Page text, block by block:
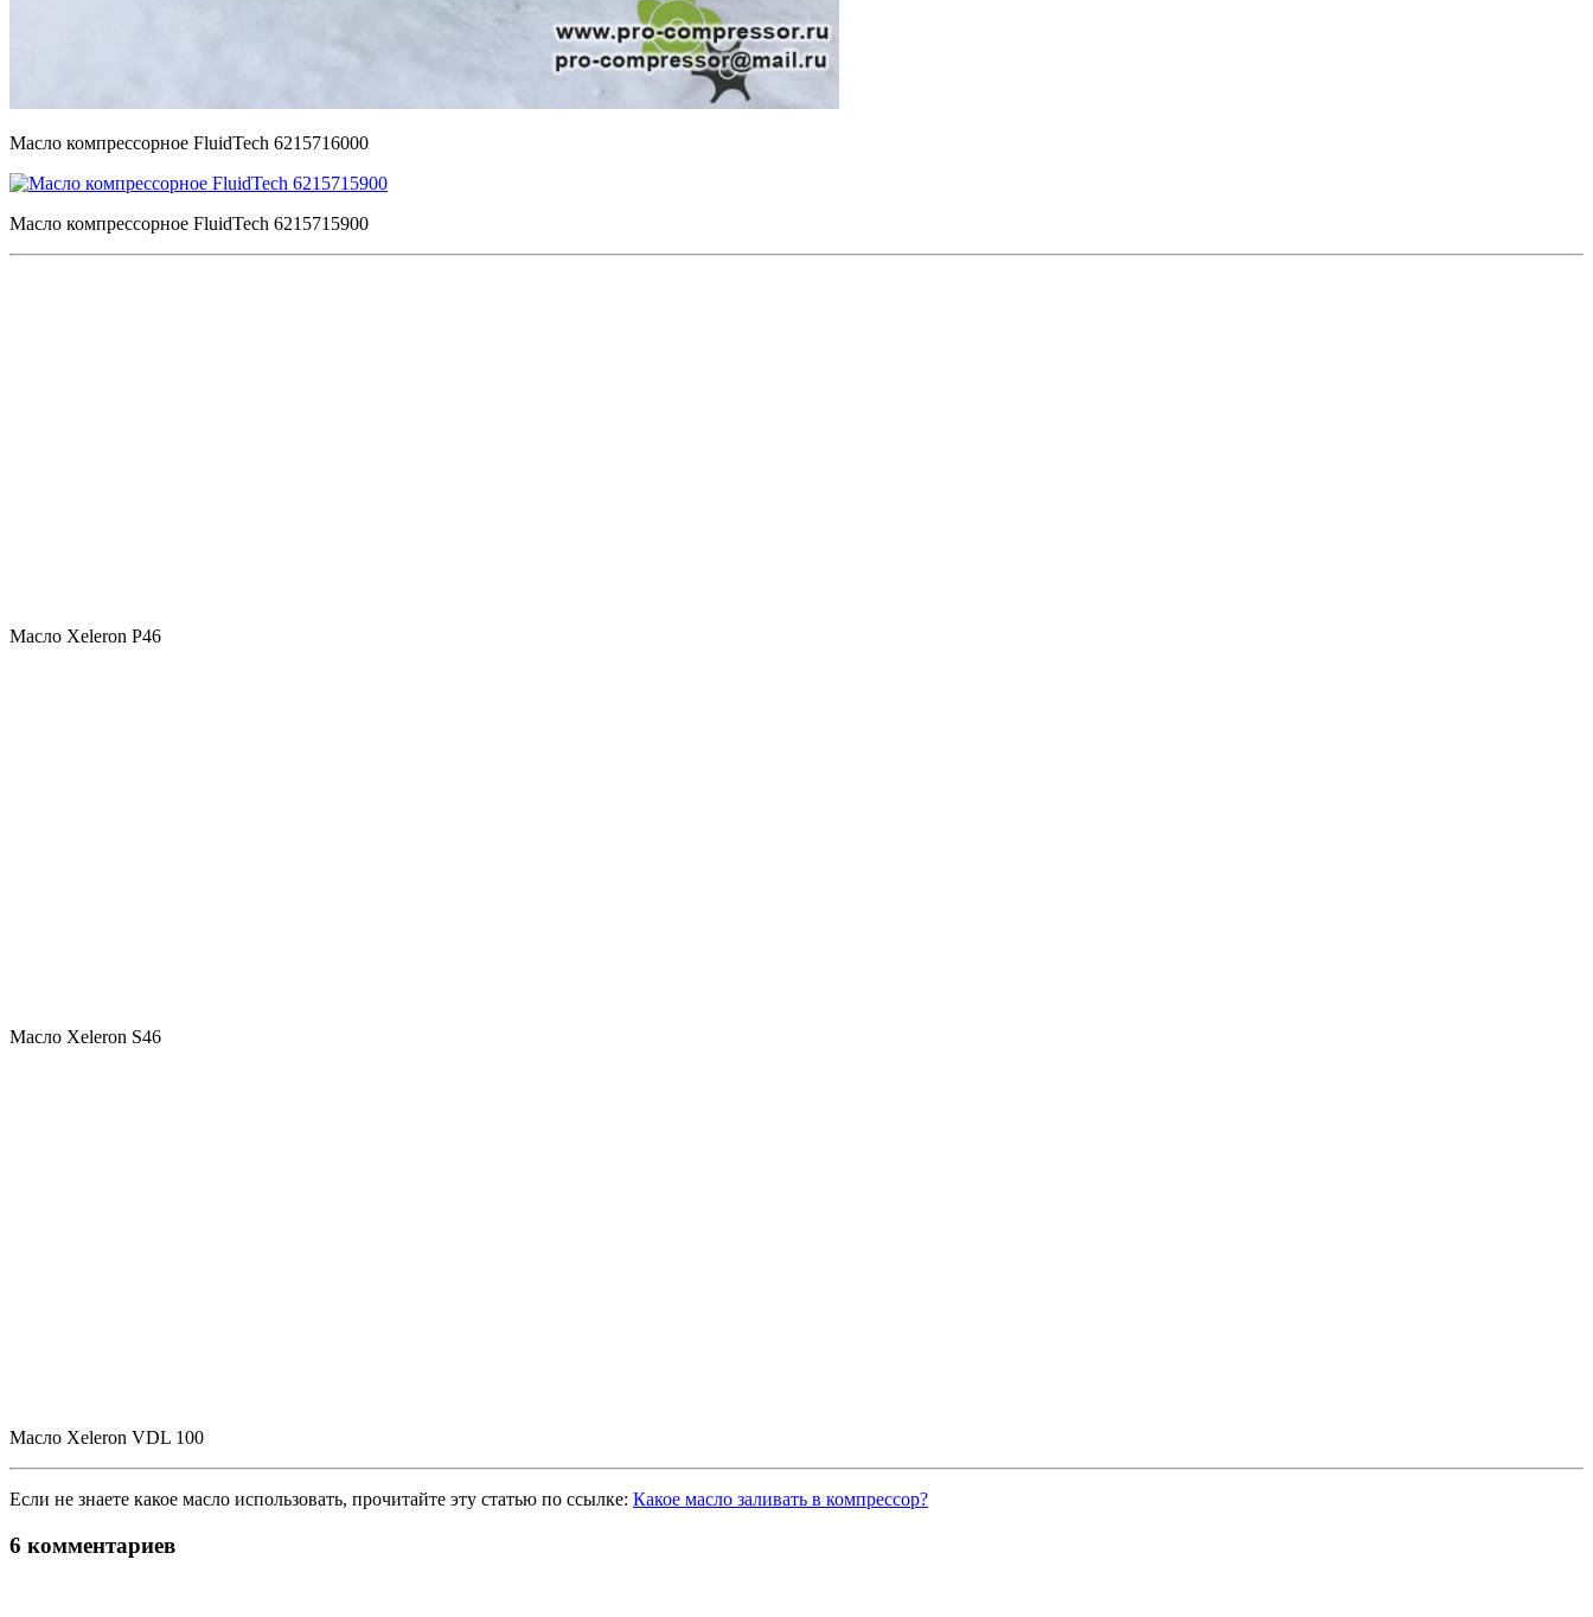
Масло компрессорное FluidTech 6215716000
Масло компрессорное FluidTech 6215715900
Масло Xeleron P46
Масло Xeleron S46
Масло Xeleron VDL 100
Если не знаете какое масло использовать, прочитайте эту статью по ссылке: Какое масло заливать в компрессор?
6 комментариев